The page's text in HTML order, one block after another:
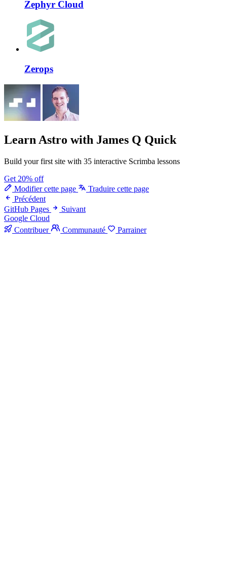
Zephyr Cloud
Zerops
Learn Astro with James Q Quick
Build your first site with 35 interactive Scrimba lessons
Get 20% off
Modifier cette page
Traduire cette page
Précédent
GitHub Pages
Suivant
Google Cloud
Contribuer
Communauté Parrainer